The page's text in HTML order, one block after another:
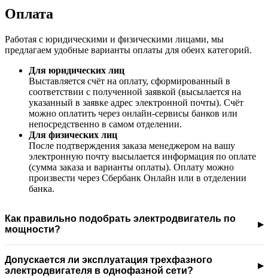
Оплата
Работая с юридическими и физическими лицами, мы
предлагаем удобные варианты оплаты для обеих категорий.
Для юридических лиц
Выставляется счёт на оплату, сформированный в
соответствии с полученной заявкой (высылается на
указанный в заявке адрес электронной почты). Счёт
можно оплатить через онлайн-сервисы банков или
непосредственно в самом отделении.
Для физических лиц
После подтверждения заказа менеджером на вашу
электронную почту высылается информация по оплате
(сумма заказа и варианты оплаты). Оплату можно
произвести через Сбербанк Онлайн или в отделении
банка.
Как правильно подобрать электродвигатель по
мощности?
Допускается ли эксплуатация трехфазного
электродвигателя в однофазной сети?